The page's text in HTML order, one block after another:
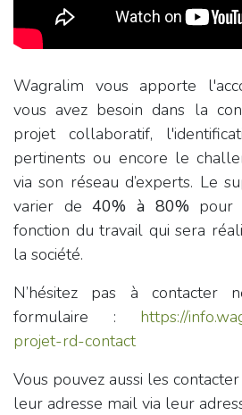
Wagralim vous apporte
vous avez besoin dans la
projet collaboratif,
pertinents ou encore le
via son réseau d’experts. Le
varier de40% à 80% pour
fonction du travail qui sera
la société.
N’hésitez pas à contacter
formulaire : https://
projet-rd-contact
Vous pouvez aussi les
leur adresse mail via leur